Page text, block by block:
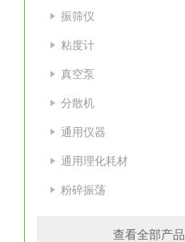
振筛仪
粘度计
真空泵
分散机
通用仪器
通用理化耗材
粉碎振荡
查看全部产品